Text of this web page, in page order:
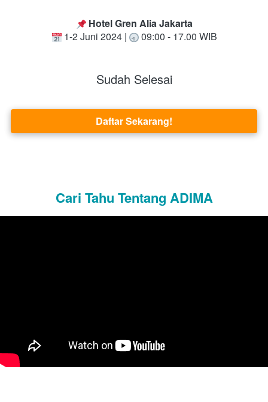
Hotel Gren Alia Jakarta
1-2 Juni 2024 |
09:00 - 17.00 WIB
Sudah Selesai
`Daftar Sekarang!
Cari Tahu Tentang ADIMA